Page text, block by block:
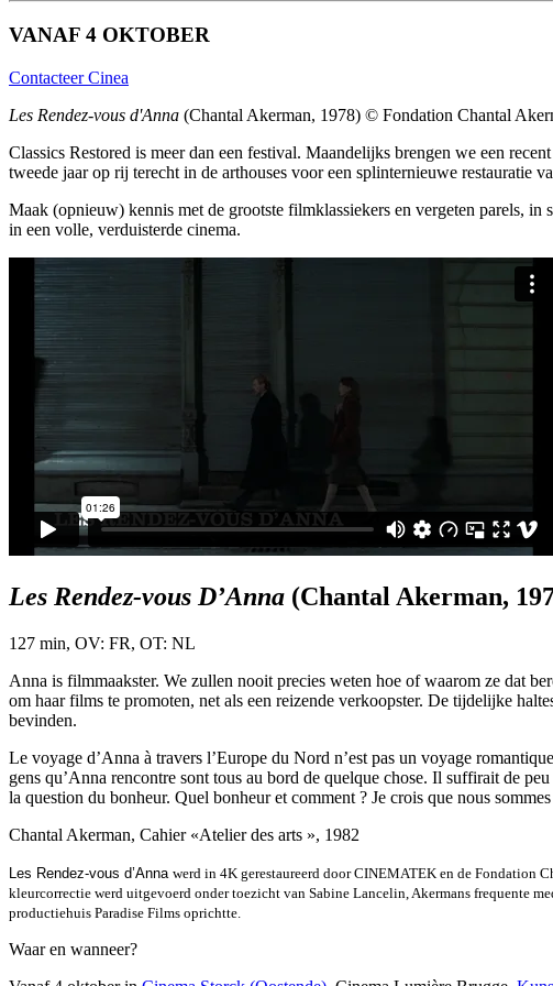
VANAF 4 OKTOBER
Contacteer Cinea
Les Rendez-vous d'Anna (Chantal Akerman, 1978) © Fondation Chantal
Classics Restored is meer dan een festival. Maandelijks brengen we een
tweede jaar op rij terecht in de arthouses voor een splinternieuwe restauratie
Maak (opnieuw) kennis met de grootste filmklassiekers en vergeten parels,
in een volle, verduisterde cinema.
Les Rendez-vous D’Anna (Chantal Akerman,
127 min, OV: FR, OT: NL
Anna is filmmaakster. We zullen nooit precies weten hoe of waarom ze dat
om haar films te promoten, net als een reizende verkoopster. De tijdelijke
bevinden.
Le voyage d’Anna à travers l’Europe du Nord n’est pas un voyage
gens qu’Anna rencontre sont tous au bord de quelque chose. Il suffirait de
la question du bonheur. Quel bonheur et comment ? Je crois que nous
Chantal Akerman, Cahier «Atelier des arts », 1982
Les Rendez-vous d’Anna werd in 4K gerestaureerd door CINEMATEK en de Fondation
kleurcorrectie werd uitgevoerd onder toezicht van Sabine Lancelin, Akermans frequente
productiehuis Paradise Films oprichtte.
Waar en wanneer?